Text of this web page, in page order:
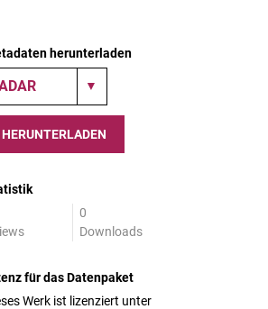
herunterladen
HERUNTERLADEN
0
Downloads
für das Datenpaket
Werk ist lizenziert unter